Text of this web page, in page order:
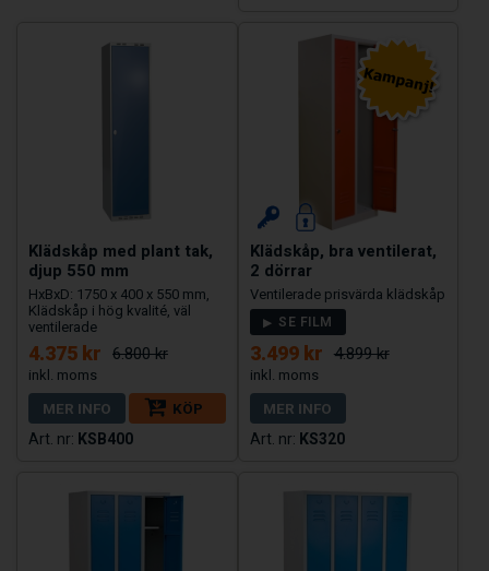
Klädskåp med plant tak,
djup 550 mm
HxBxD: 1750 x 400 x 550 mm,
Klädskåp i hög kvalité, väl
ventilerade
4.375 kr 6.800 kr
MER INFO
KÖP
KSB400
Klädskåp, bra ventilerat,
2 dörrar
Ventilerade prisvärda klädskåp
SE FILM
3.499 kr 4.899 kr
MER INFO
KS320